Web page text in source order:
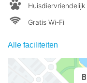
Huisdiervriendelijk
Gratis Wi-Fi
Alle faciliteiten